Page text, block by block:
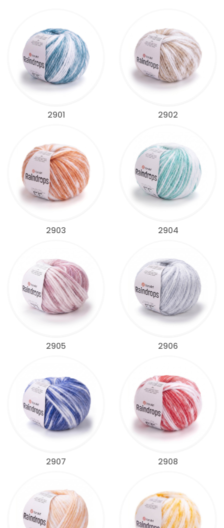
2901 2902
2903 2904
2905 2906
2907 2908